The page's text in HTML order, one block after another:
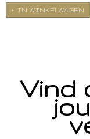
IN WINKELWAGEN
Vind